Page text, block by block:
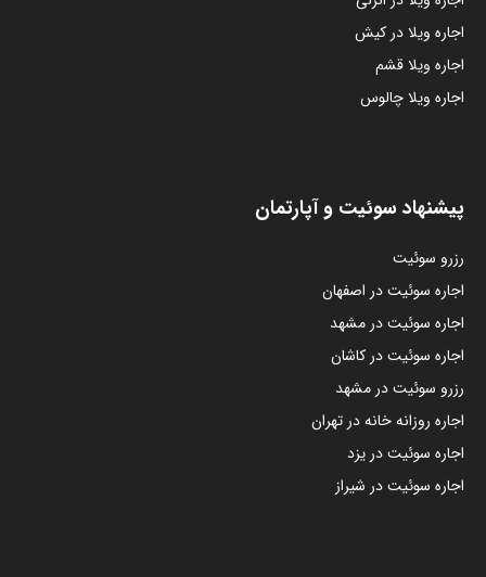
اجاره ویلا در کیش
اجاره ویلا قشم
اجاره ویلا چالوس
پیشنهاد سوئیت و آپارتمان
رزرو سوئیت
اجاره سوئیت در اصفهان
اجاره سوئیت در مشهد
اجاره سوئیت در کاشان
رزرو سوئیت در مشهد
اجاره روزانه خانه در تهران
اجاره سوئیت در یزد
اجاره سوئیت در شیراز